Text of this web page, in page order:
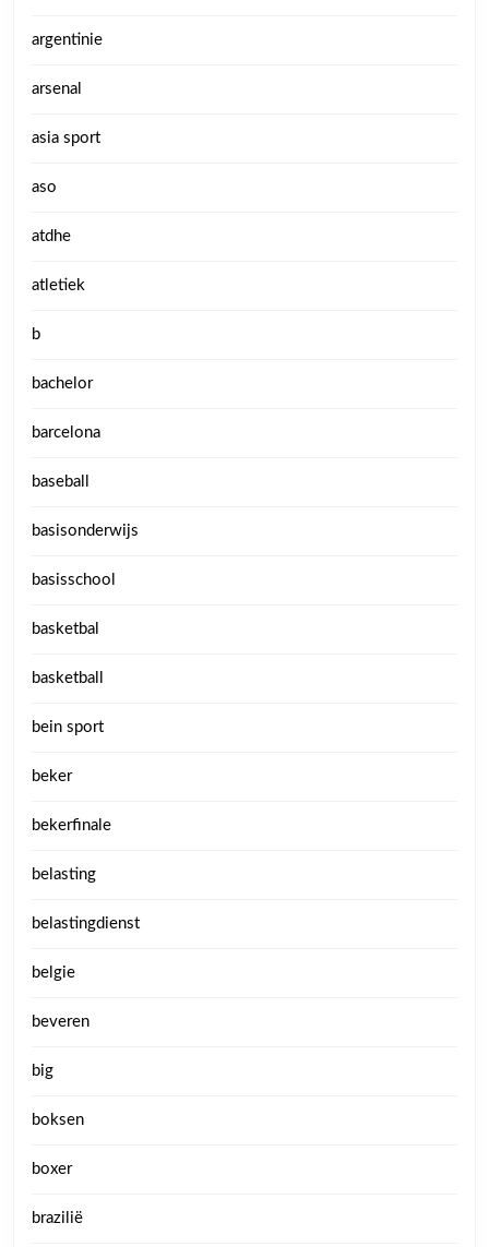
argentinie
arsenal
asia sport
aso
atdhe
atletiek
b
bachelor
barcelona
baseball
basisonderwijs
basisschool
basketbal
basketball
bein sport
beker
bekerfinale
belasting
belastingdienst
belgie
beveren
big
boksen
boxer
brazilië